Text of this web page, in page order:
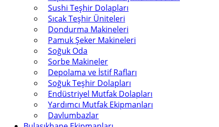
Sushi Teşhir Dolapları
Sıcak Teşhir Üniteleri
Dondurma Makineleri
Pamuk Şeker Makineleri
Soğuk Oda
Sorbe Makineler
Depolama ve İstif Rafları
Soğuk Teşhir Dolapları
Endüstriyel Mutfak Dolapları
Yardımcı Mutfak Ekipmanları
Davlumbazlar